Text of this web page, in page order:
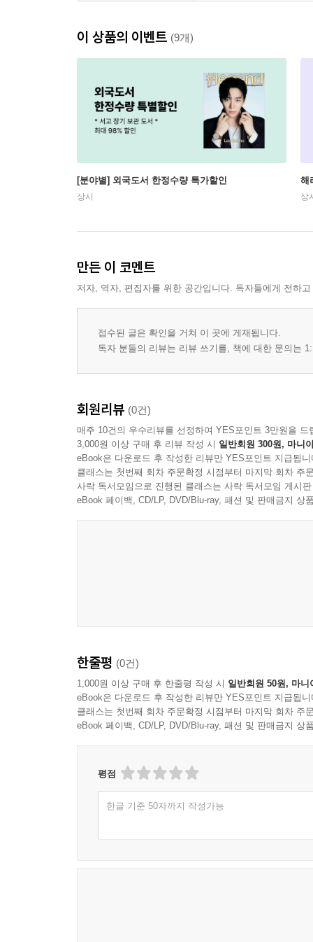
이 상품의 이벤트 (9개)
[분야별] 외국도서 한정수량 특가할인
상시
해
상
만든 이 코멘트
저자, 역자, 편집자를 위한 공간입니다. 독자들에게 전하
접수된 글은 확인을 거쳐 이 곳에 게재됩니다.
독자 분들의 리뷰는 리뷰 쓰기를, 책에 대한 문의는
회원리뷰 (0건)
매주 10건의 우수리뷰를 선정하여 YES포인트 3만원을 드
3,000원 이상 구매 후 리뷰 작성 시 일반회원 300원, 마니
eBook은 다운로드 후 작성한 리뷰만 YES포인트 지급됩니
클래스는 첫번째 회차 주문확정 시점부터 마지막 회차 주
사락 독서모임으로 진행된 클래스는 사락 독서모임 게시
eBook 페이백, CD/LP, DVD/Blu-ray, 패션 및 판매금지 상
한줄평 (0건)
1,000원 이상 구매 후 한줄평 작성 시 일반회원 50원, 마니
eBook은 다운로드 후 작성한 리뷰만 YES포인트 지급됩니
클래스는 첫번째 회차 주문확정 시점부터 마지막 회차 주
eBook 페이백, CD/LP, DVD/Blu-ray, 패션 및 판매금지 상
평점
한글 기준 50자까지 작성가능